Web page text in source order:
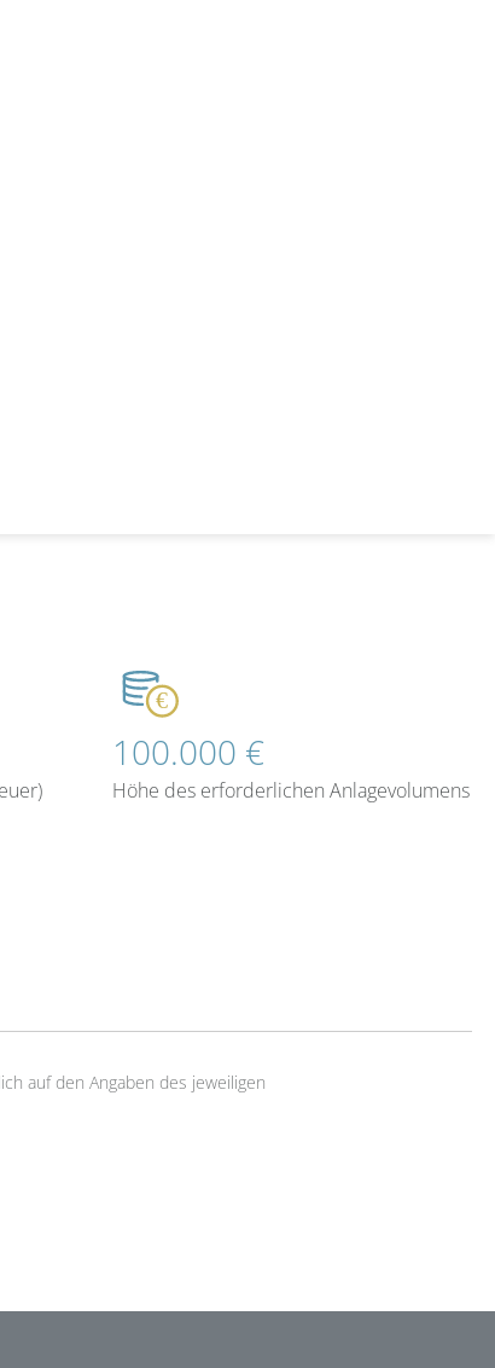
100.000 €
Höhe des erforderlichen Anlagevolumens
auf den Angaben des jeweiligen